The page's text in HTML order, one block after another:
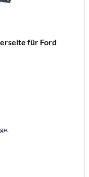
für Ford